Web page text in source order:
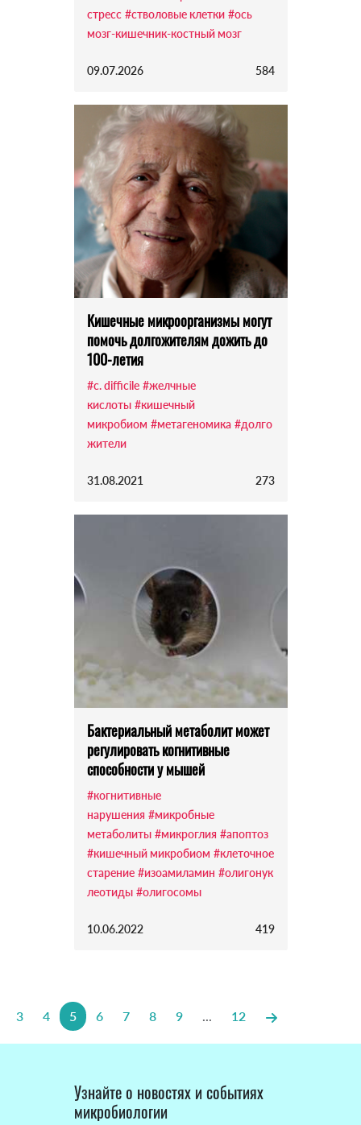
стресс #стволовые клетки #ось
мозг-кишечник-костный мозг
09.07.2026 584
Кишечные микроорганизмы могут
помочь долгожителям дожить до
100-летия
#c. difficile #желчные
кислоты #кишечный
микробиом #метагеномика #долго
жители
31.08.2021 273
Бактериальный метаболит может
регулировать когнитивные
способности у мышей
#когнитивные
нарушения #микробные
метаболиты #микроглия #апоптоз
#кишечный микробиом #клеточное
старение #изоамиламин #олигонук
леотиды #олигосомы
10.06.2022 419
3 4 5 6 7 8 9 ... 12
Узнайте о новостях и событиях
микробиологии